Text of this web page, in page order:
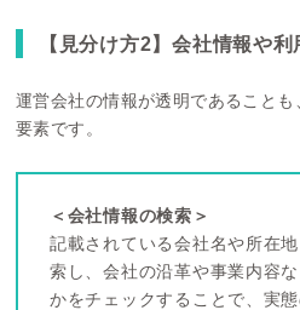
【見分け方2】会社情報や
運営会社の情報が透明であること
要素です。
＜会社情報の検索＞
記載されている会社名や所在
索し、会社の沿革や事業内容
かをチェックすることで、実